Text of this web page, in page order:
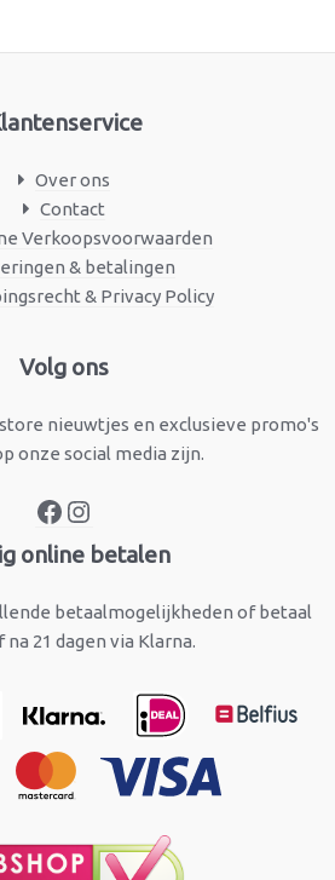
Over ons
Contact
Verkoopsvoorwaarden
& betalingen
& Privacy Policy
Volg ons
nieuwtjes en exclusieve promo's
onze social media zijn.
Facebook
online betalen
betaalmogelijkheden of betaal
21 dagen via Klarna.